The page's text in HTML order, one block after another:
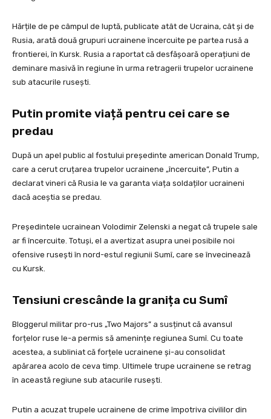
Hărțile de pe câmpul de luptă, publicate atât de Ucraina, cât și de
Rusia, arată două grupuri ucrainene încercuite pe partea rusă a
frontierei, în Kursk. Rusia a raportat că desfășoară operațiuni de
deminare masivă în regiune în urma retragerii trupelor ucrainene
sub atacurile rusești.
Putin promite viață pentru cei care se
predau
După un apel public al fostului președinte american Donald Trump,
care a cerut cruțarea trupelor ucrainene „încercuite”, Putin a
declarat vineri că Rusia le va garanta viața soldaților ucraineni
dacă aceștia se predau.
Președintele ucrainean Volodimir Zelenski a negat că trupele sale
ar fi încercuite. Totuși, el a avertizat asupra unei posibile noi
ofensive rusești în nord-estul regiunii Sumî, care se învecinează
cu Kursk.
Tensiuni crescânde la granița cu Sumî
Bloggerul militar pro-rus „Two Majors” a susținut că avansul
forțelor ruse le-a permis să amenințe regiunea Sumî. Cu toate
acestea, a subliniat că forțele ucrainene și-au consolidat
apărarea acolo de ceva timp. Ultimele trupe ucrainene se retrag
în această regiune sub atacurile rusești.
Putin a acuzat trupele ucrainene de crime împotriva civililor din